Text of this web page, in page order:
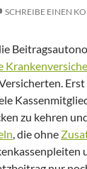
SCHREIBE EINEN
zu kehren
, die ohne